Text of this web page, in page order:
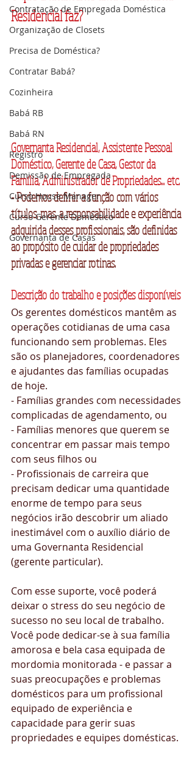
Contratação de Empregada Doméstica
Organização de Closets
Precisa de Doméstica?
Contratar Babá?
Cozinheira
Babá RB
Babá RN
Registro
Demissão de Empregada
Curso House Manager
Curso Gerente Doméstico
Governanta de Casas
Residencial faz?
Governanta Residencial, Assistente Pessoal
Doméstico, Gerente de Casa, Gestor da
Família, Administrador de Propriedades... etc.
- Podemos definir a função com vários
títulos, mas, a responsabilidade e experiência
adquirida desses profissionais, são definidas
ao propósito de cuidar de propriedades
privadas e gerenciar rotinas.
Descrição do trabalho e posições disponíveis
Os gerentes domésticos mantêm as
operações cotidianas de uma casa
funcionando sem problemas. Eles
são os planejadores, coordenadores
e ajudantes das famílias ocupadas
de hoje.
- Famílias grandes com necessidades
complicadas de agendamento, ou
- Famílias menores que querem se
concentrar em passar mais tempo
com seus filhos ou
- Profissionais de carreira que
precisam dedicar uma quantidade
enorme de tempo para seus
negócios irão descobrir um aliado
inestimável com o auxílio diário de
uma Governanta Residencial
(gerente particular).
Com esse suporte, você poderá
deixar o stress do seu negócio de
sucesso no seu local de trabalho.
Você pode dedicar-se à sua família
amorosa e bela casa equipada de
mordomia monitorada - e passar a
suas preocupações e problemas
domésticos para um profissional
equipado de experiência e
capacidade para gerir suas
propriedades e equipes domésticas.